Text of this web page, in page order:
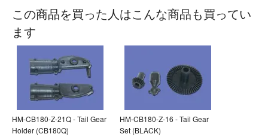
この商品を買った人はこんな商品も買ってい
ます
HM-CB180-Z-21Q - Tail Gear
Holder (CB180Q)
HM-CB180-Z-16 - Tail Gear
Set (BLACK)